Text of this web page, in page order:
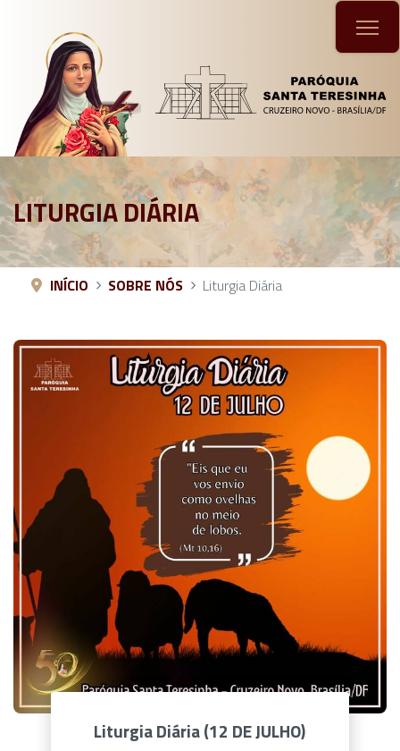
LITURGIA DIÁRIA
INÍCIO SOBRE NÓS Liturgia Diária
Liturgia Diária (12 DE JULHO)